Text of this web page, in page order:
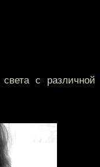
с различной